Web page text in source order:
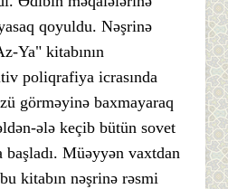
qoyuldu. Nəşrinə
Ya" kitabının
poliqrafiya icrasında
görməyinə baxmayaraq
ələ keçib bütün sovet
başladı. Müəyyən vaxtdan
kitabın nəşrinə rəsmi